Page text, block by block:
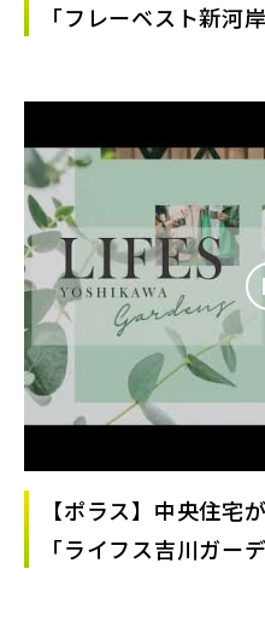
「フレーベスト新河
【ポラス】中央住宅
「ライフス吉川ガー